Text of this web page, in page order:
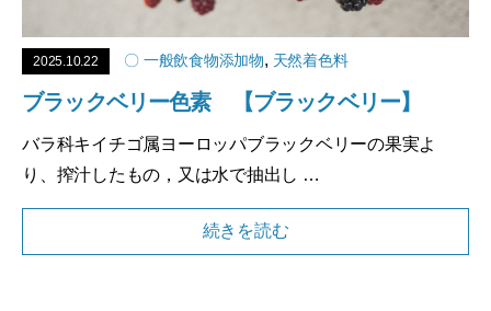
2025.10.22 〇 一般飲食物添加物, 天然着色料
ブラックベリー色素 【ブラックベリー】
バラ科キイチゴ属ヨーロッパブラックベリーの果実よ
り、搾汁したもの，又は水で抽出し …
続きを読む